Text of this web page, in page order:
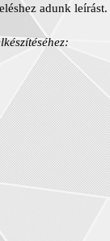
adunk leírást.